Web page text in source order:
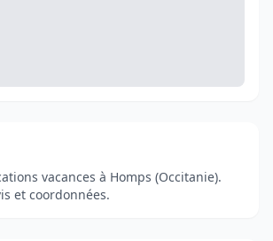
vacances à Homps (Occitanie).
et coordonnées.